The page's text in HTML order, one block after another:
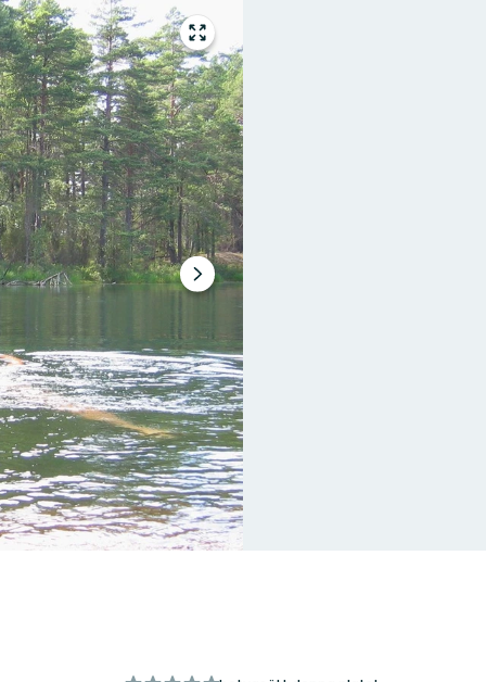
Gå
till
helskärmsläge
Nästa
bildspel